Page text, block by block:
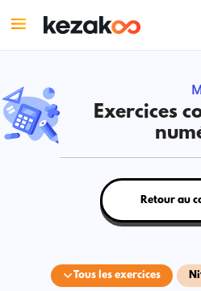
Exercices
Tous les exercices
Retour au